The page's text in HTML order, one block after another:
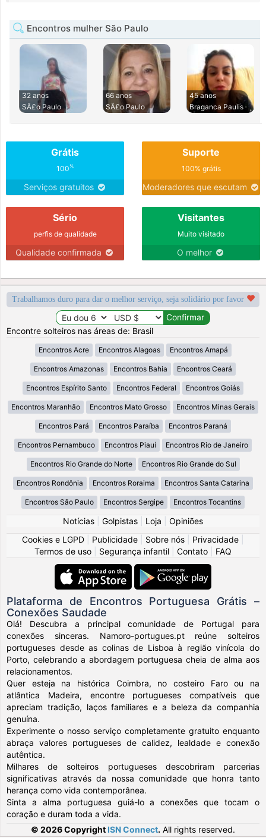
Encontros mulher São Paulo
32 anos
SÃ£o Paulo
66 anos
SÃ£o Paulo
45 anos
Braganca Paulis
Grátis
100%
Serviços gratuitos
Suporte
100% grátis
Moderadores que escutam
Sério
perfis de qualidade
Qualidade confirmada
Visitantes
Muito visitado
O melhor
Trabalhamos duro para dar o melhor serviço, seja solidário por favor
Encontre solteiros nas áreas de: Brasil
Encontros Acre Encontros Alagoas Encontros Amapá
Encontros Amazonas Encontros Bahia Encontros Ceará
Encontros Espírito Santo Encontros Federal Encontros Goiás
Encontros Maranhão Encontros Mato Grosso Encontros Minas Gerais
Encontros Pará Encontros Paraíba Encontros Paraná
Encontros Pernambuco Encontros Piauí Encontros Rio de Janeiro
Encontros Rio Grande do Norte Encontros Rio Grande do Sul
Encontros Rondônia Encontros Roraima Encontros Santa Catarina
Encontros São Paulo Encontros Sergipe Encontros Tocantins
Notícias Golpistas Loja
Opiniões
Cookies e LGPD
Publicidade Sobre nós Privacidade
Termos de uso
Segurança infantil Contato FAQ
Plataforma de Encontros Portuguesa Grátis –
Conexões Saudade
Olá! Descubra a principal comunidade de Portugal para
conexões sinceras. Namoro-portugues.pt reúne solteiros
portugueses desde as colinas de Lisboa à região vinícola do
Porto, celebrando a abordagem portuguesa cheia de alma aos
relacionamentos.
Quer esteja na histórica Coimbra, no costeiro Faro ou na
atlântica Madeira, encontre portugueses compatíveis que
apreciam tradição, laços familiares e a beleza da companhia
genuína.
Experimente o nosso serviço completamente gratuito enquanto
abraça valores portugueses de calidez, lealdade e conexão
autêntica.
Milhares de solteiros portugueses descobriram parcerias
significativas através da nossa comunidade que honra tanto
herança como vida contemporânea.
Sinta a alma portuguesa guiá-lo a conexões que tocam o
coração e duram toda a vida.
© 2026 Copyright ISN Connect. All rights reserved.